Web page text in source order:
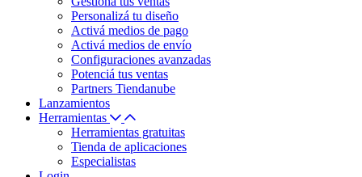
Personalizá tu diseño
Activá medios de pago
Activá medios de envío
Configuraciones avanzadas
Potenciá tus ventas
Partners Tiendanube
Lanzamientos
Herramientas
Herramientas gratuitas
Tienda de aplicaciones
Especialistas